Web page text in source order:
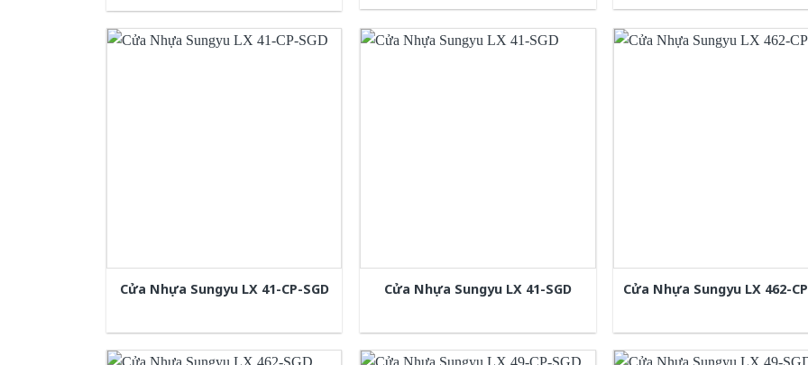
Cửa Nhựa Sungyu LX 41-CP-SGD Cửa Nhựa Sungyu LX 41-SGD Cửa Nhựa Sungyu LX 462-